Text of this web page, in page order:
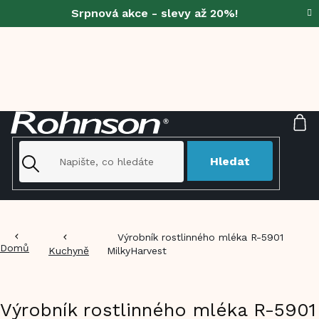
Srpnová akce - slevy až 20%!
Hledat
Domů Kuchyně
Výrobník rostlinného mléka R-5901
MilkyHarvest
Výrobník rostlinného mléka R-5901